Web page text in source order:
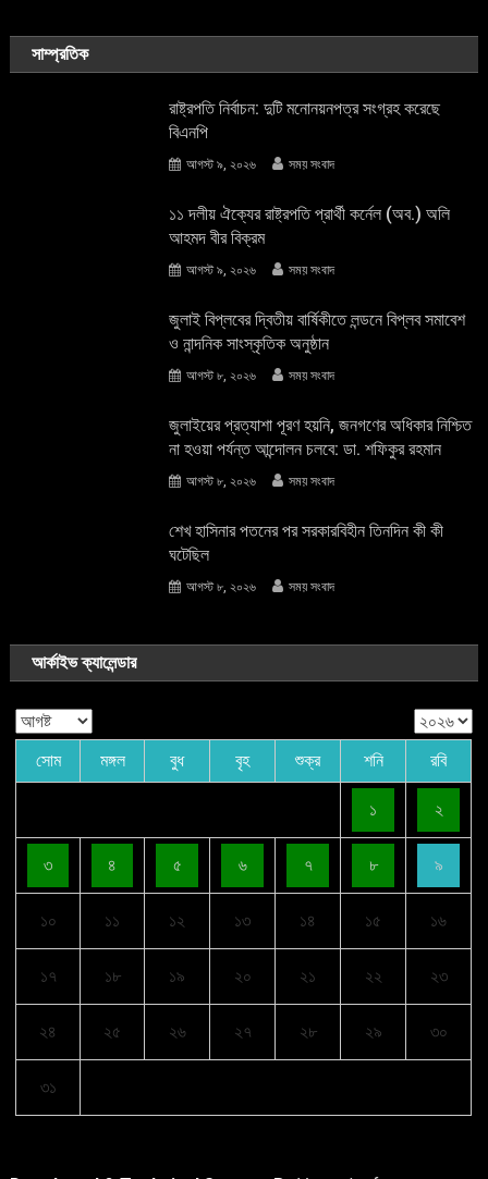
সাম্প্রতিক
রাষ্ট্রপতি নির্বাচন: দুটি মনোনয়নপত্র সংগ্রহ করেছে
বিএনপি
আগস্ট ৯, ২০২৬ সময় সংবাদ
১১ দলীয় ঐক্যের রাষ্ট্রপতি প্রার্থী কর্নেল (অব.) অলি
আহমদ বীর বিক্রম
আগস্ট ৯, ২০২৬ সময় সংবাদ
জুলাই বিপ্লবের দ্বিতীয় বার্ষিকীতে লন্ডনে বিপ্লব সমাবেশ
ও নান্দনিক সাংস্কৃতিক অনুষ্ঠান
আগস্ট ৮, ২০২৬ সময় সংবাদ
জুলাইয়ের প্রত্যাশা পূরণ হয়নি, জনগণের অধিকার নিশ্চিত
না হওয়া পর্যন্ত আন্দোলন চলবে: ডা. শফিকুর রহমান
আগস্ট ৮, ২০২৬ সময় সংবাদ
শেখ হাসিনার পতনের পর সরকারবিহীন তিনদিন কী কী
ঘটেছিল
আগস্ট ৮, ২০২৬ সময় সংবাদ
আর্কাইভ ক্যালেন্ডার
সোম মঙ্গল বুধ বৃহ শুক্র শনি রবি
১ ২
৩ ৪ ৫ ৬ ৭ ৮ ৯
১০ ১১ ১২ ১৩ ১৪ ১৫ ১৬
১৭ ১৮ ১৯ ২০ ২১ ২২ ২৩
২৪ ২৫ ২৬ ২৭ ২৮ ২৯ ৩০
৩১